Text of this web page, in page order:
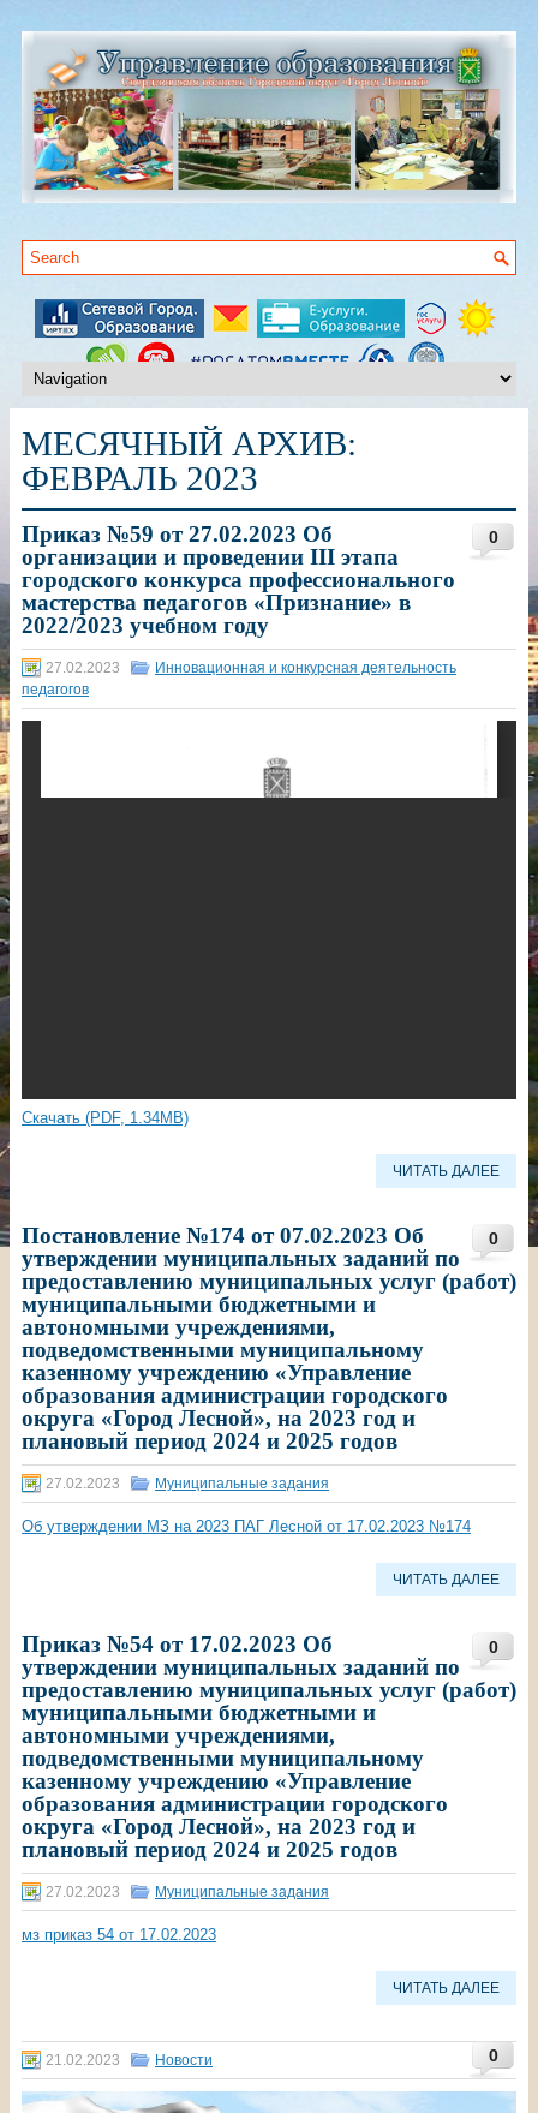
МЕСЯЧНЫЙ АРХИВ:
ФЕВРАЛЬ 2023
0
Приказ №59 от 27.02.2023 Об
организации и проведении III этапа
городского конкурса профессионального
мастерства педагогов «Признание» в
2022/2023 учебном году
27.02.2023
Инновационная и конкурсная деятельность
педагогов
Скачать (PDF, 1.34MB)
ЧИТАТЬ ДАЛЕЕ
0
Постановление №174 от 07.02.2023 Об
утверждении муниципальных заданий по
предоставлению муниципальных услуг (работ)
муниципальными бюджетными и
автономными учреждениями,
подведомственными муниципальному
казенному учреждению «Управление
образования администрации городского
округа «Город Лесной», на 2023 год и
плановый период 2024 и 2025 годов
27.02.2023 Муниципальные задания
Об утверждении МЗ на 2023 ПАГ Лесной от 17.02.2023 №174
ЧИТАТЬ ДАЛЕЕ
0
Приказ №54 от 17.02.2023 Об
утверждении муниципальных заданий по
предоставлению муниципальных услуг (работ)
муниципальными бюджетными и
автономными учреждениями,
подведомственными муниципальному
казенному учреждению «Управление
образования администрации городского
округа «Город Лесной», на 2023 год и
плановый период 2024 и 2025 годов
27.02.2023 Муниципальные задания
мз приказ 54 от 17.02.2023
ЧИТАТЬ ДАЛЕЕ
0
21.02.2023 Новости